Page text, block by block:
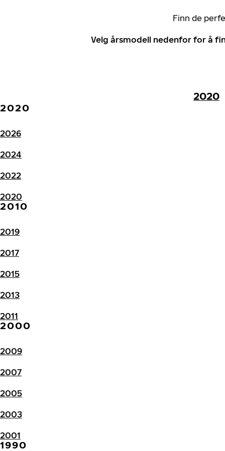
Finn de
Velg årsmodell nedenfor for å
2020
2020
2026
2024
2022
2020
2010
2019
2017
2015
2013
2011
2000
2009
2007
2005
2003
2001
1990